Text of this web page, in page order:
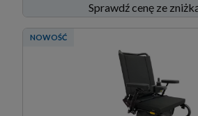
Sprawdź cenę ze
NOWOŚĆ